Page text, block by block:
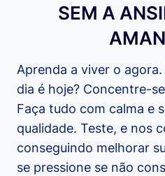
SEM A
Aprenda a viver o
dia é hoje? Concentre-
Faça tudo com calma e
qualidade. Teste, e nos
conseguindo melhorar
se pressione se não